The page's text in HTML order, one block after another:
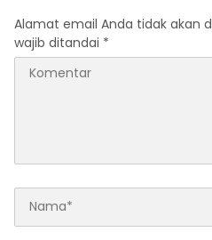
Alamat email Anda tidak akan
wajib ditandai *